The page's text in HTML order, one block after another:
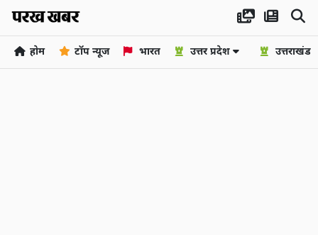
होम टॉप न्यूज भारत उत्तर प्रदेश उत्तराखंड